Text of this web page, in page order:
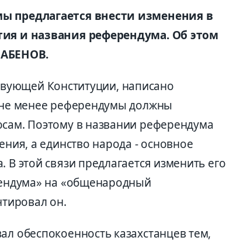
предлагается внести изменения в
и названия референдума. Об этом
Конституции, написано
менее референдумы должны
Поэтому в названии референдума
а единство народа - основное
этой связи предлагается изменить его
на «общенародный
он.
обеспокоенность казахстанцев тем,